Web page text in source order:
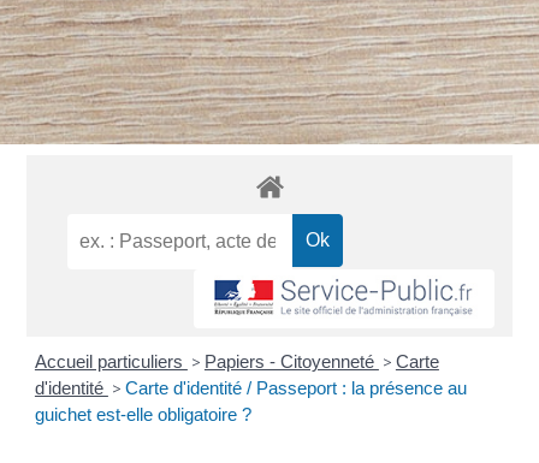
Accueil particuliers > Papiers - Citoyenneté > Carte
d'identité > Carte d'identité / Passeport : la présence au
guichet est-elle obligatoire ?